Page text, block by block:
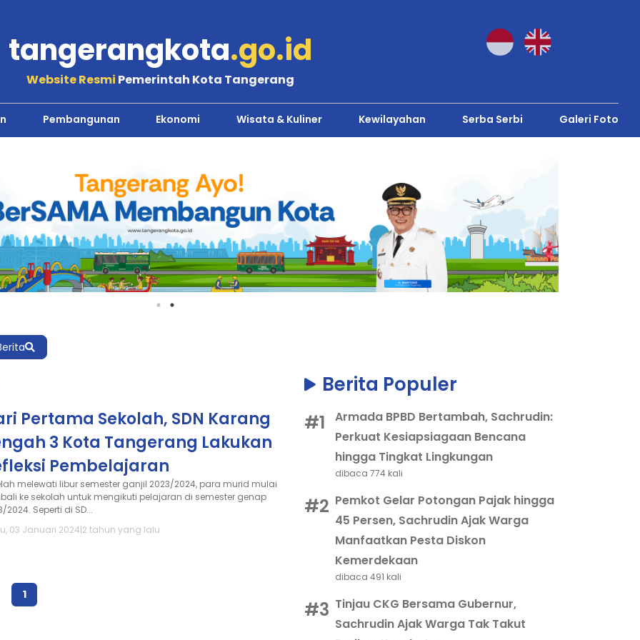
tangerangkota.go.id
Website Resmi Pemerintah Kota Tangerang
Pembangunan Ekonomi Wisata & Kuliner Kewilayahan Serba Serbi Galeri Foto
Pertama Sekolah, SDN Karang
3 Kota Tangerang Lakukan
Pembelajaran
melewati libur semester ganjil 2023/2024, para murid mulai
ke sekolah untuk mengikuti pelajaran di semester genap
2024. Seperti di SD...
03 Januari 2024 2 tahun yang lalu
1
Berita Populer
#1
Armada BPBD Bertambah, Sachrudin:
Perkuat Kesiapsiagaan Bencana
hingga Tingkat Lingkungan
dibaca 774 kali
#2 Pemkot Gelar Potongan Pajak hingga
45 Persen, Sachrudin Ajak Warga
Manfaatkan Pesta Diskon
Kemerdekaan
dibaca 491 kali
#3 Tinjau CKG Bersama Gubernur,
Sachrudin Ajak Warga Tak Takut